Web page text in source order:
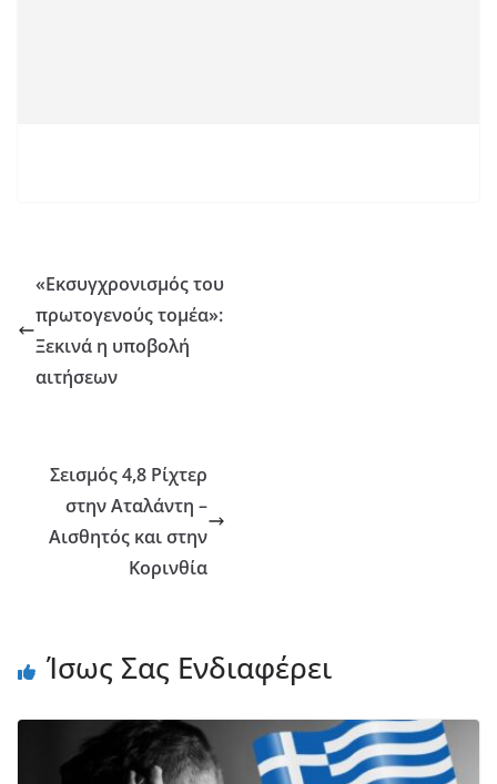
«Εκσυγχρονισμός του
πρωτογενούς τομέα»:
Ξεκινά η υποβολή
αιτήσεων
Σεισμός 4,8 Ρίχτερ
στην Αταλάντη –
Αισθητός και στην
Κορινθία
Ίσως Σας Ενδιαφέρει